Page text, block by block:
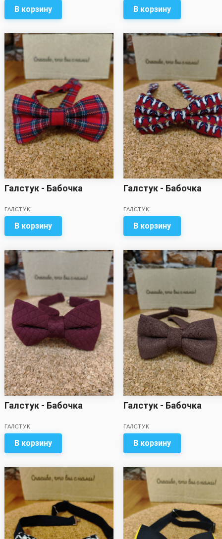
В корзину В корзину
Галстук - Бабочка
ГАЛСТУК
В корзину
Галстук - Бабочка
ГАЛСТУК
В корзину
Галстук - Бабочка
ГАЛСТУК
В корзину
Галстук - Бабочка
ГАЛСТУК
В корзину